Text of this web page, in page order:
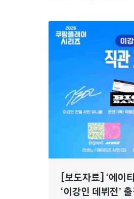
[보도자료] ‘에이
‘이강인 데뷔전’